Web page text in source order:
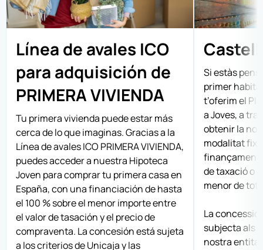
Línea de avales ICO
para adquisición de
PRIMERA VIVIENDA
Tu primera vivienda puede estar más
cerca de lo que imaginas. Gracias a la
Línea de avales ICO PRIMERA VIVIENDA,
puedes acceder a nuestra Hipoteca
Joven para comprar tu primera casa en
España, con una financiación de hasta
el 100 % sobre el menor importe entre
el valor de tasación y el precio de
compraventa. La concesión está sujeta
a los criterios de Unicaja y las
Si estàs
primer
t’oferim el
a Joves, a
obtenir la
modalitat
finançament
de taxació o
menor de
La concessió
subjecta als
nostra